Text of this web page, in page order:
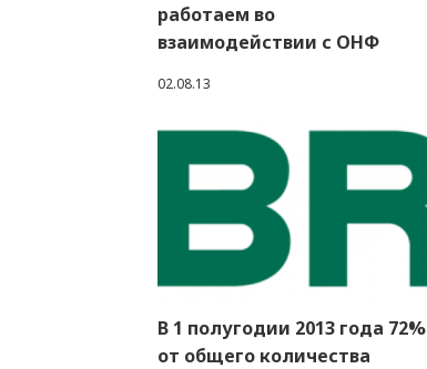
работаем во
взаимодействии с ОНФ
02.08.13
В 1 полугодии 2013 года 72%
от общего количества